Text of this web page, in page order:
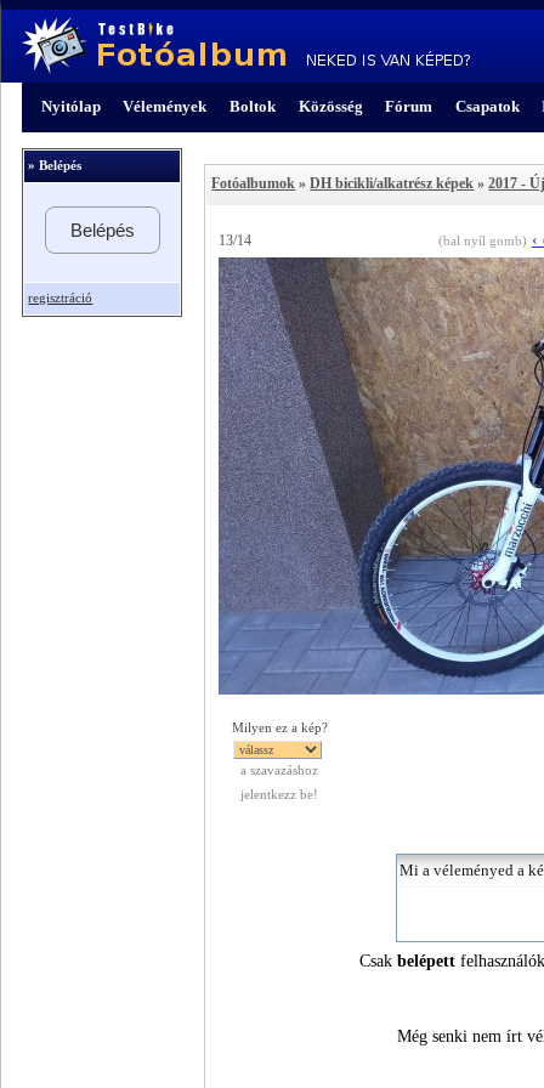
Nyitólap Vélemények Boltok Közösség Fórum Csapatok
» Belépés
Belépés
regisztráció
Fotóalbumok »DH bicikli/alkatrész képek »2017 -
13/14 (bal nyíl gomb) ‹
Milyen ez a kép?
a szavazáshoz
jelentkezz be!
Csakbelépett
Még senki nem írt